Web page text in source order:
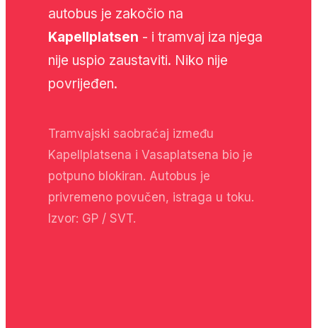
autobus je zakočio na
Kapellplatsen - i tramvaj iza njega
nije uspio zaustaviti. Niko nije
povrijeđen.
Tramvajski saobraćaj između
Kapellplatsena i Vasaplatsena bio je
potpuno blokiran. Autobus je
privremeno povučen, istraga u toku.
Izvor: GP / SVT.